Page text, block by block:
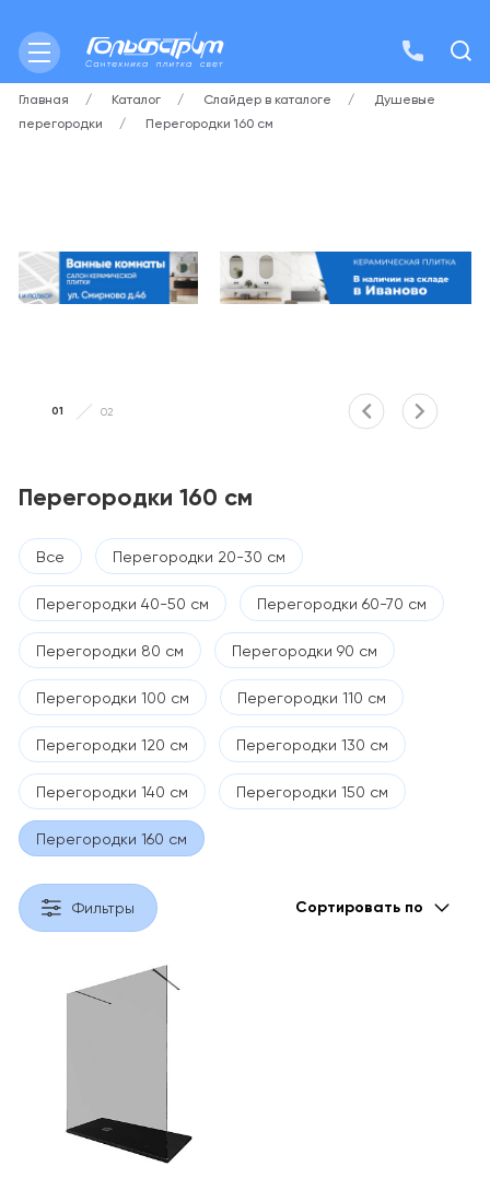
Главная Каталог Слайдер в каталоге
Душевые
перегородки
Перегородки 160 см
01 02
Перегородки 160 см
Все Перегородки 20-30 см
Перегородки 40-50 см Перегородки 60-70 см
Перегородки 80 см Перегородки 90 см
Перегородки 100 см Перегородки 110 см
Перегородки 120 см Перегородки 130 см
Перегородки 140 см Перегородки 150 см
Перегородки 160 см
Фильтры Сортировать по